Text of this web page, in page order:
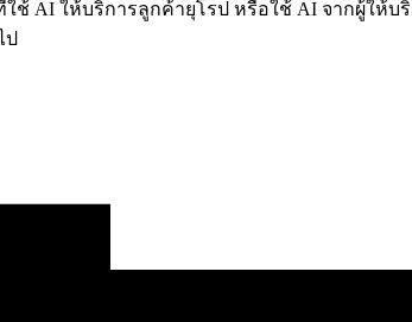
ใช้ AI ให้บริการลูกค้ายุโรป หรือใช้ AI จากผู้ใ
ป